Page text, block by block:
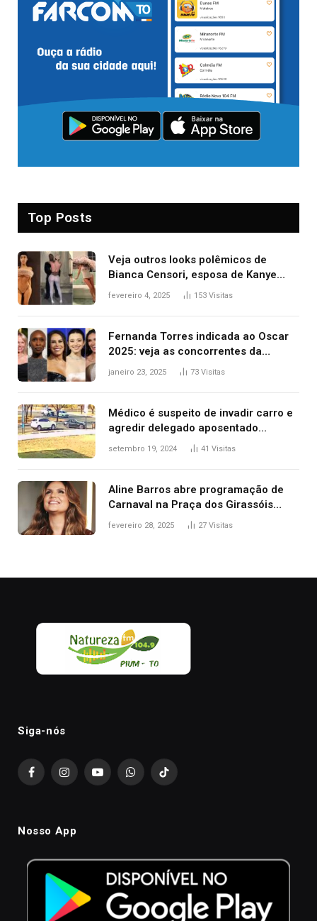
Top Posts
Veja outros looks polêmicos de
Bianca Censori, esposa de Kanye
West que apareceu nua no Grammy
fevereiro 4, 2025 153 Visitas
Fernanda Torres indicada ao Oscar
2025: veja as concorrentes da
brasileira a melhor atriz
janeiro 23, 2025 73 Visitas
Médico é suspeito de invadir carro e
agredir delegado aposentado
durante confusão no trânsito
setembro 19, 2024 41 Visitas
Aline Barros abre programação de
Carnaval na Praça dos Girassóis
nesta sexta-feira, em Palmas
fevereiro 28, 2025 27 Visitas
Siga-nós
FacebookInstagramYouTubeWhatsAppTikTok
Nosso App